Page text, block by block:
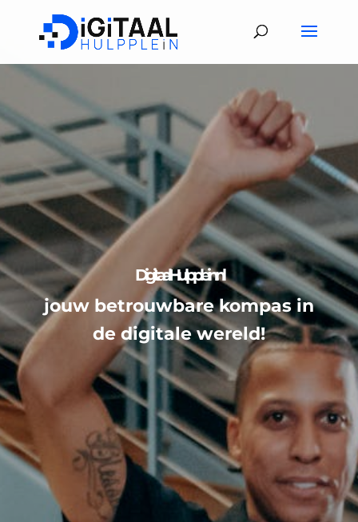
DigitaalHulpplein.nl
jouw betrouwbare kompas in
de digitale wereld!